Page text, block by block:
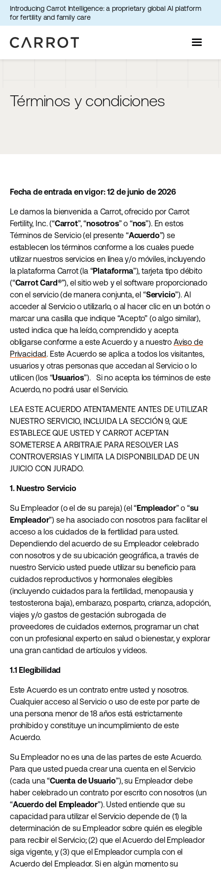
Introducing Carrot Intelligence: a proprietary global AI platform
for fertility and family care
Términos y condiciones
Fecha de entrada en vigor: 12 de junio de 2026
Le damos la bienvenida a Carrot, ofrecido por Carrot
Fertility, Inc. (“Carrot”, “nosotros” o “nos”). En estos
Términos de Servicio (el presente “Acuerdo”) se
establecen los términos conforme a los cuales puede
utilizar nuestros servicios en línea y/o móviles, incluyendo
la plataforma Carrot (la “Plataforma”), tarjeta tipo débito
(“Carrot Card®”), el sitio web y el software proporcionado
con el servicio (de manera conjunta, el “Servicio”). Al
acceder al Servicio o utilizarlo, o al hacer clic en un botón o
marcar una casilla que indique “Acepto” (o algo similar),
usted indica que ha leído, comprendido y acepta
obligarse conforme a este Acuerdo y a nuestro Aviso de
Privacidad. Este Acuerdo se aplica a todos los visitantes,
usuarios y otras personas que accedan al Servicio o lo
utilicen (los “Usuarios”). Si no acepta los términos de este
Acuerdo, no podrá usar el Servicio.
LEA ESTE ACUERDO ATENTAMENTE ANTES DE UTILIZAR
NUESTRO SERVICIO, INCLUIDA LA SECCIÓN 9, QUE
ESTABLECE QUE USTED Y CARROT ACEPTAN
SOMETERSE A ARBITRAJE PARA RESOLVER LAS
CONTROVERSIAS Y LIMITA LA DISPONIBILIDAD DE UN
JUICIO CON JURADO.
1. Nuestro Servicio
Su Empleador (o el de su pareja) (el “Empleador” o “su
Empleador”) se ha asociado con nosotros para facilitar el
acceso a los cuidados de la fertilidad para usted.
Dependiendo del acuerdo de su Empleador celebrado
con nosotros y de su ubicación geográfica, a través de
nuestro Servicio usted puede utilizar su beneficio para
cuidados reproductivos y hormonales elegibles
(incluyendo cuidados para la fertilidad, menopausia y
testosterona baja), embarazo, posparto, crianza, adopción,
viajes y/o gastos de gestación subrogada de
proveedores de cuidados externos, programar un chat
con un profesional experto en salud o bienestar, y explorar
una gran cantidad de artículos y videos.
1.1 Elegibilidad
Este Acuerdo es un contrato entre usted y nosotros.
Cualquier acceso al Servicio o uso de este por parte de
una persona menor de 18 años está estrictamente
prohibido y constituye un incumplimiento de este
Acuerdo.
Su Empleador no es una de las partes de este Acuerdo.
Para que usted pueda crear una cuenta en el Servicio
(cada una “Cuenta de Usuario”), su Empleador debe
haber celebrado un contrato por escrito con nosotros (un
“Acuerdo del Empleador”). Usted entiende que su
capacidad para utilizar el Servicio depende de (1) la
determinación de su Empleador sobre quién es elegible
para recibir el Servicio; (2) que el Acuerdo del Empleador
siga vigente, y (3) que el Empleador cumpla con el
Acuerdo del Empleador. Si en algún momento su